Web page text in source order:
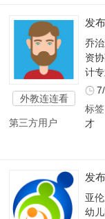
外教连连看
第三方用户
发布
乔
资
计
随
标签
才
发布
亚
幼